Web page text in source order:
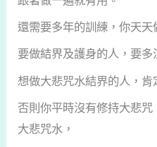
還需要多年的訓練，你天天
要做結界及護身的人，要多
想做大悲咒水結界的人，肯
否則你平時沒有修持大悲
大悲咒水，